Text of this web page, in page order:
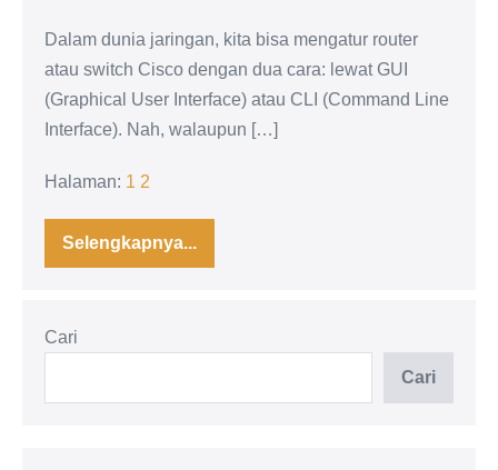
Dalam dunia jaringan, kita bisa mengatur router
atau switch Cisco dengan dua cara: lewat GUI
(Graphical User Interface) atau CLI (Command Line
Interface). Nah, walaupun […]
Halaman: 1 2
Selengkapnya...
Belajar
Konfigurasi
CLI
Cari
Cari